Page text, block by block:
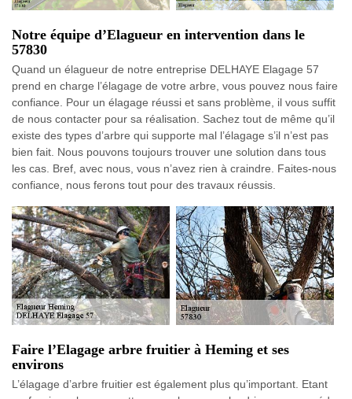
Notre équipe d’Elagueur en intervention dans le
57830
Quand un élagueur de notre entreprise DELHAYE Elagage 57
prend en charge l’élagage de votre arbre, vous pouvez nous faire
confiance. Pour un élagage réussi et sans problème, il vous suffit
de nous contacter pour sa réalisation. Sachez tout de même qu’il
existe des types d’arbre qui supporte mal l’élagage s’il n’est pas
bien fait. Nous pouvons toujours trouver une solution dans tous
les cas. Bref, avec nous, vous n’avez rien à craindre. Faites-nous
confiance, nous ferons tout pour des travaux réussis.
Faire l’Elagage arbre fruitier à Heming et ses
environs
L’élagage d’arbre fruitier est également plus qu’important. Etant